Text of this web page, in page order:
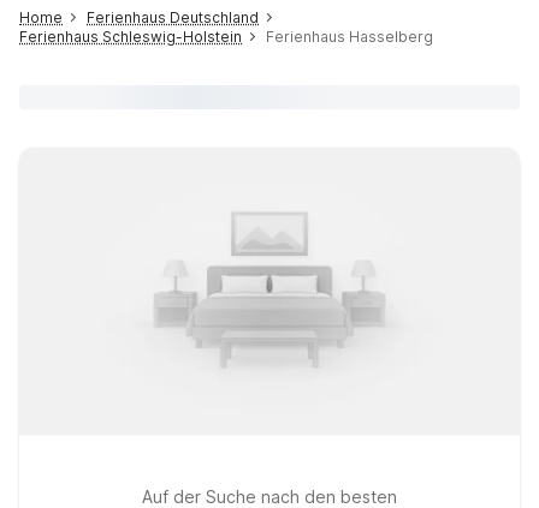
Home
Ferienhaus Deutschland
Ferienhaus Schleswig-Holstein
Ferienhaus Hasselberg
Auf der Suche nach den besten